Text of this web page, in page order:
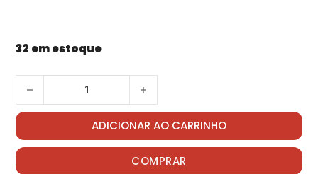
32 em estoque
Washer PN: 23111AG080LE quantidade
ADICIONAR AO CARRINHO
COMPRAR